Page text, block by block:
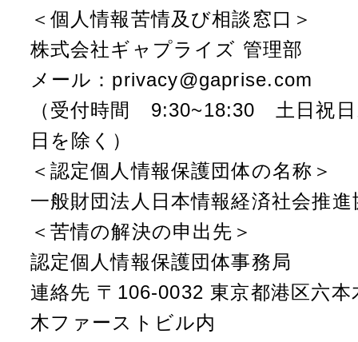
＜個人情報苦情及び相談窓口＞
株式会社ギャプライズ 管理部
メール：privacy@gaprise.com
（受付時間 9:30~18:30 土日祝
日を除く）
＜認定個人情報保護団体の名称＞
一般財団法人日本情報経済社会推進
＜苦情の解決の申出先＞
認定個人情報保護団体事務局
連絡先 〒106-0032 東京都港区六
木ファーストビル内